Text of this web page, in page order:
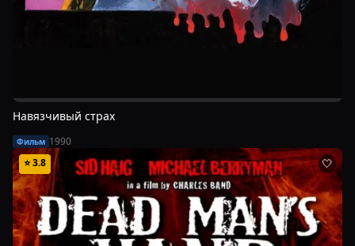
Навязчивый страх
Фильм 1990
⭐3.8 🤍